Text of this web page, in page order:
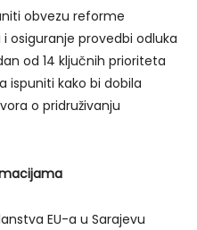
obvezu reforme
osiguranje provedbi odluka
od 14 ključnih prioriteta
ispuniti kako bi dobila
o pridruživanju
EU-a u Sarajevu